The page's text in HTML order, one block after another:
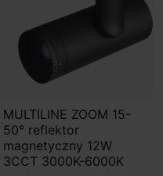
MULTILINE ZOOM 15-
50° reflektor
magnetyczny 12W
3CCT 3000K-6000K